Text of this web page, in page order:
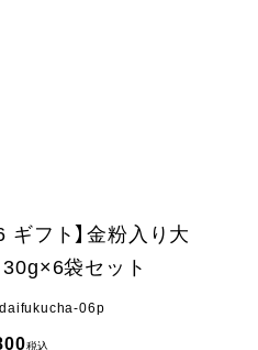
ギフト】金粉入り大
袋セット
06p
税込